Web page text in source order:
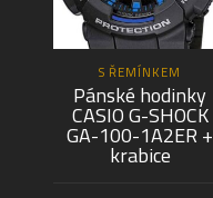
S ŘEMÍNKEM
Pánské hodinky
CASIO G-SHOCK
GA-100-1A2ER +
krabice